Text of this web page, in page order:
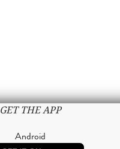
GET THE APP
Android